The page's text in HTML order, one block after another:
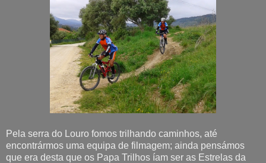
Pela serra do Louro fomos trilhando caminhos, até
encontrármos uma equipa de filmagem; ainda pensámos
que era desta que os Papa Trilhos íam ser as Estrelas da